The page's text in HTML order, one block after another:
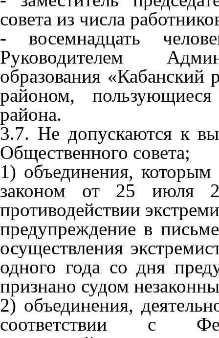
совета из числа
- восемнадцать
Руководителем
образования
районом,
района.
3.7. Не допускаются к
Общественного совета;
1) объединения,
законом от 25
противодействии
предупреждение в
осуществления
одного года со дня
признано судом
2) объединения,
соответствии с